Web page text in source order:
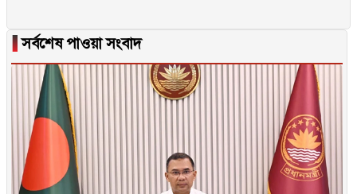
▐সর্বশেষ পাওয়া সংবাদ